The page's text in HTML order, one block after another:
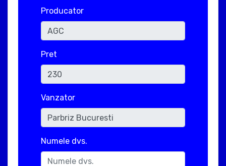
Producator
Pret
Vanzator
Numele dvs.